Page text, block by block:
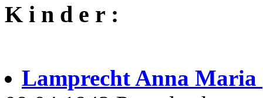
K i n d e r :
Lamprecht Anna Maria